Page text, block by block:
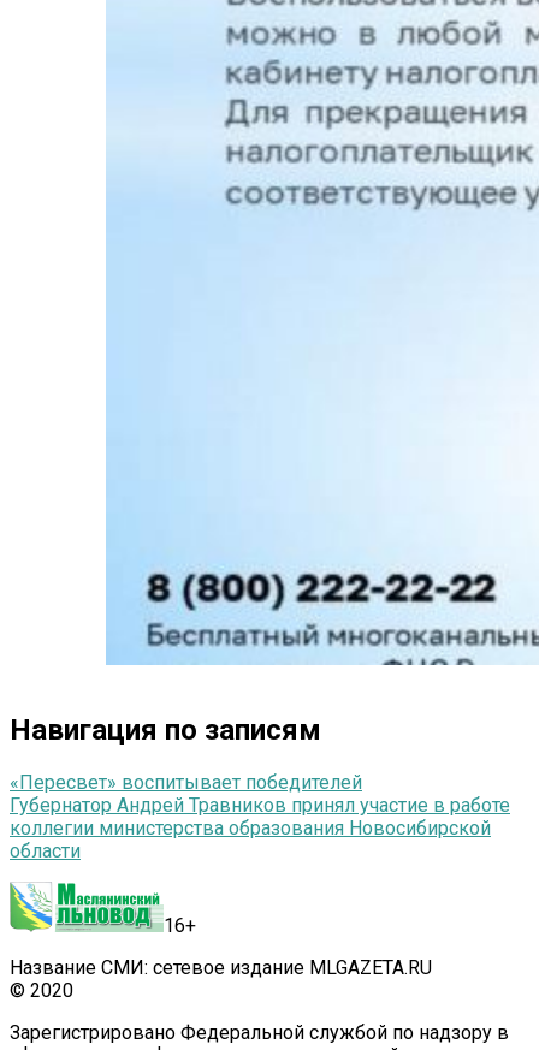
Навигация по записям
«Пересвет» воспитывает победителей
Губернатор Андрей Травников принял участие в работе
коллегии министерства образования Новосибирской
области
16+
Название СМИ: сетевое издание MLGAZETA.RU
© 2020
Зарегистрировано Федеральной службой по надзору в